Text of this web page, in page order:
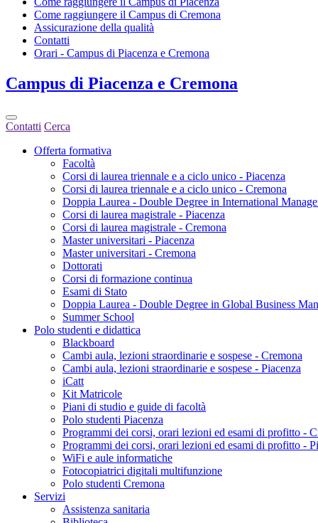
Come raggiungere il Campus di Cremona
Assicurazione della qualità
Contatti
Orari - Campus di Piacenza e Cremona
Campus di Piacenza e Cremona
Contatti Cerca
Offerta formativa
Facoltà
Corsi di laurea triennale e a ciclo unico - Piacenza
Corsi di laurea triennale e a ciclo unico - Cremona
Doppia Laurea - Double Degree in International
Corsi di laurea magistrale - Piacenza
Corsi di laurea magistrale - Cremona
Master universitari - Piacenza
Master universitari - Cremona
Dottorati
Corsi di formazione continua
Esami di Stato
Doppia Laurea - Double Degree in Global Business
Summer School
Polo studenti e didattica
Blackboard
Cambi aula, lezioni straordinarie e sospese - Cremona
Cambi aula, lezioni straordinarie e sospese - Piacenza
iCatt
Kit Matricole
Piani di studio e guide di facoltà
Polo studenti Piacenza
Programmi dei corsi, orari lezioni ed esami di profitto -
Programmi dei corsi, orari lezioni ed esami di profitto -
WiFi e aule informatiche
Fotocopiatrici digitali multifunzione
Polo studenti Cremona
Servizi
Assistenza sanitaria